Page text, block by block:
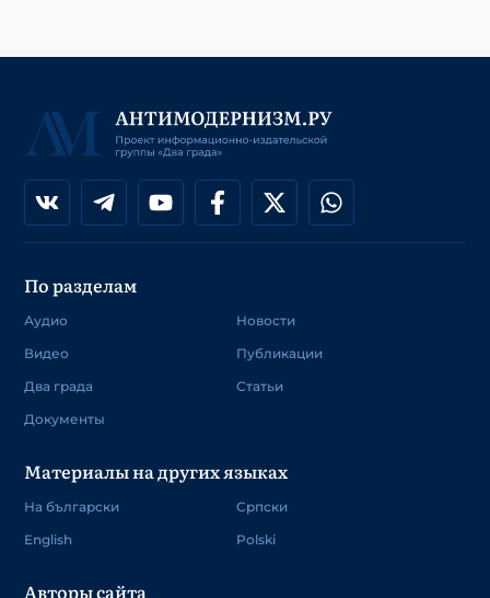
По разделам
Аудио
Видео
Два града
Документы
Новости
Публикации
Статьи
Материалы на других языках
На български
English
Српски
Polski
Авторы сайта